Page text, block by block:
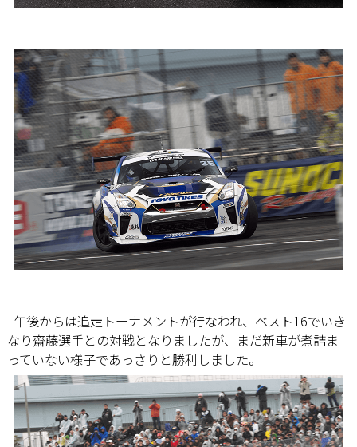
午後からは追走トーナメントが行なわれ、ベスト16でいき
なり齋藤選手との対戦となりましたが、まだ新車が煮詰ま
っていない様子であっさりと勝利しました。